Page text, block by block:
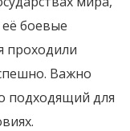
боевые
проходили
Важно
подходящий для